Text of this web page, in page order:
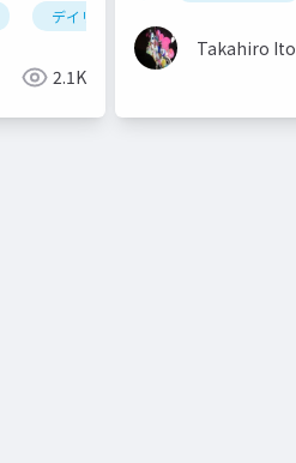
デイリースクラム
2.1K
Takahiro Ito